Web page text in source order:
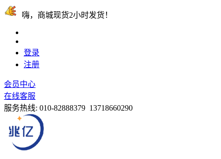
嗨，商城现货2小时发货！
登录
注册
会员中心
在线客服
服务热线: 010-82888379 13718660290